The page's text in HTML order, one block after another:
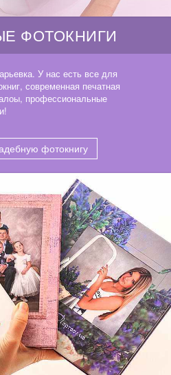
ФОТОКНИГИ
У нас есть все для
современная печатная
профессиональные
фотокнигу